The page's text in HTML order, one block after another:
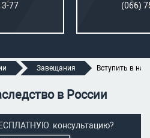
77
(066)
Завещания Вступить в
в России
консультацию?